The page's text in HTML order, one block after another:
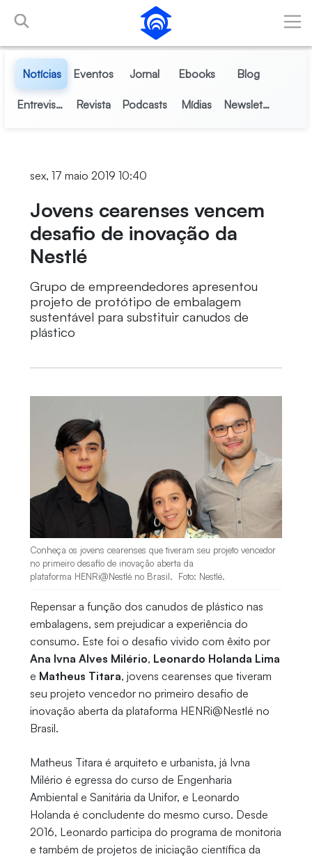
Pular para o Conteúdo principal
Notícias Eventos Jornal Ebooks Blog
Entrevistas Revista Podcasts Mídias Newsletter
sex, 17 maio 2019 10:40
Jovens cearenses vencem
desafio de inovação da
Nestlé
Grupo de empreendedores apresentou
projeto de protótipo de embalagem
sustentável para substituir canudos de
plástico
Conheça os jovens cearenses que tiveram seu projeto vencedor
no primeiro desafio de inovação aberta da
plataforma HENRi@Nestlé no Brasil. Foto: Nestlé.
Repensar a função dos canudos de plástico nas
embalagens, sem prejudicar a experiência do
consumo. Este foi o desafio vivido com êxito por
Ana Ivna Alves Milério, Leonardo Holanda Lima
e Matheus Titara, jovens cearenses que tiveram
seu projeto vencedor no primeiro desafio de
inovação aberta da plataforma HENRi@Nestlé no
Brasil.
Matheus Titara é arquiteto e urbanista, já Ivna
Milério é egressa do curso de Engenharia
Ambiental e Sanitária da Unifor, e Leonardo
Holanda é concludente do mesmo curso. Desde
2016, Leonardo participa do programa de monitoria
e também de projetos de iniciação científica da